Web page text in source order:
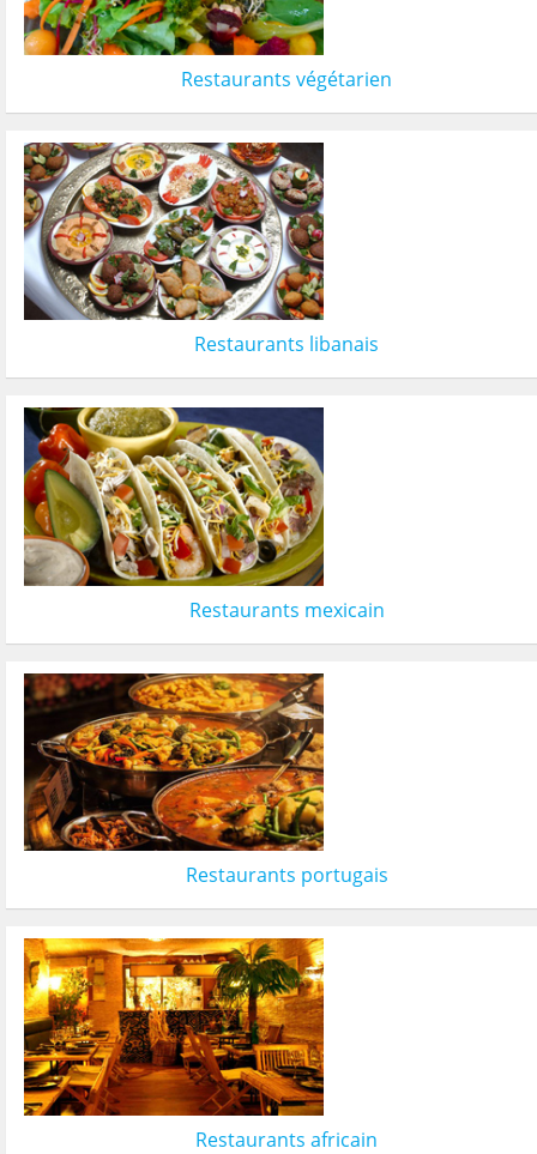
Restaurants végétarien
Restaurants libanais
Restaurants mexicain
Restaurants portugais
Restaurants africain